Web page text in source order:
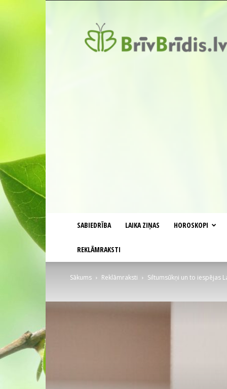
SABIEDRĪBA LAIKA ZIŅAS HOROSKOPI
REKLĀMRAKSTI
Sākums Reklāmraksti Siltumsūkņi un to iespējas